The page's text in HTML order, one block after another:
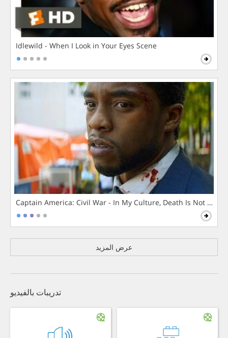
Idlewild - When I Look in Your Eyes Scene
Captain America: Civil War - In My Culture, Death Is Not The
عرض المزيد
تدريبات بالفيديو